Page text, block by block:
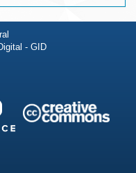
- GID